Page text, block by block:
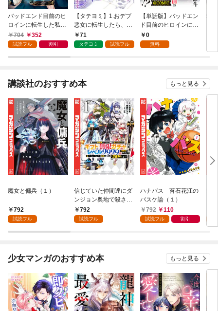
バッドエンド目前のヒ
ロインに転生した私、
今世では恋愛するつも
りがチートな兄が離し
OMIC 第1巻
704 352
試読フル 割引
【タテヨミ】1.おデブ
悪女に転生したら、な
ぜかラスボス王子様に
執着されています
71
タテヨミ 試読フル
【単話版】バッドエン
ド目前のヒロインに転
生した私、今世では恋
愛するつもりがチート
0
無料
救
講談社のおすすめ本 もっと見る
魔女と傭兵（１）
792
試読フル
信じていた仲間達にダ
ンジョン奥地で殺され
かけたがギフト『無限
ガチャ』でレベル９９
『ざまぁ！』します！
（１）
792
試読フル
ハナバス 苔石花江の
バスケ論（１）
792
110
試読フル 割引
追
強
～
（
少女マンガのおすすめ本 もっと見る